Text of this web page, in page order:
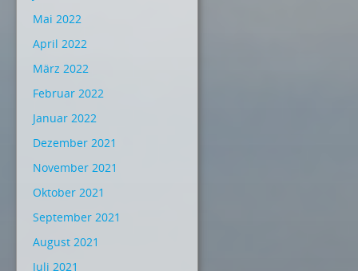
Mai 2022
April 2022
März 2022
Februar 2022
Januar 2022
Dezember 2021
November 2021
Oktober 2021
September 2021
August 2021
Juli 2021